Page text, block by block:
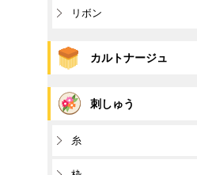
リボン
カルトナージュ
刺しゅう
糸